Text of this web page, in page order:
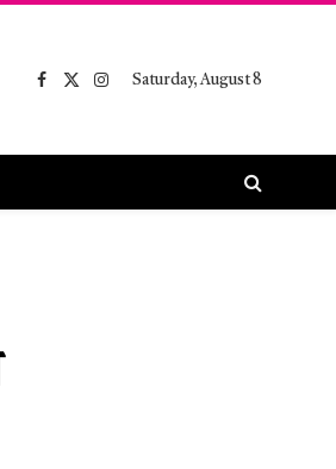
Facebook
X
Instagram
Saturday, August 8